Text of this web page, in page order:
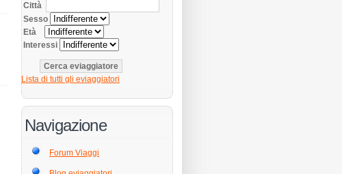
Città
Sesso
Età
Interessi
Lista di tutti gli eviaggiatori
Navigazione
Forum Viaggi